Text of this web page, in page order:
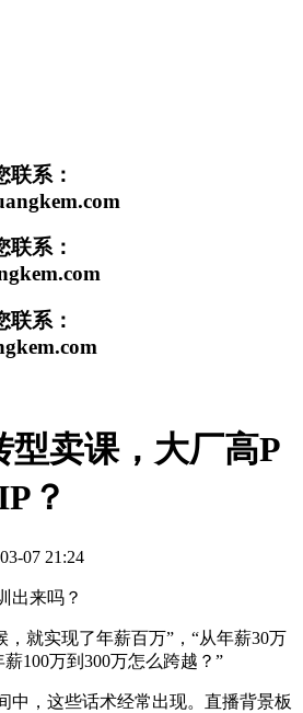
联系：
联系：
联系：
型卖课，大厂高P
？
07 21:24
出来吗？
，就实现了年薪百万”，“从年薪30万
100万到300万怎么跨越？”
中，这些话术经常出现。直播背景板